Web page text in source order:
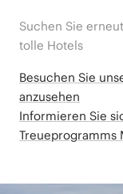
Suchen Sie
tolle Hotels
Besuchen Sie
anzusehen
Informieren Sie
Treueprogramms